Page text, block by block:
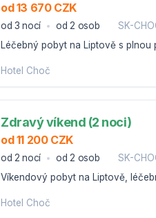
od 13 670 CZK
od 3 nocí od 2 osob
SK-
Léčebný pobyt na Liptově s plnou
Hotel Choč
Zdravý víkend (2 noci)
od 11 200 CZK
od 2 nocí od 2 osob
SK-
Víkendový pobyt na Liptově,
Hotel Choč